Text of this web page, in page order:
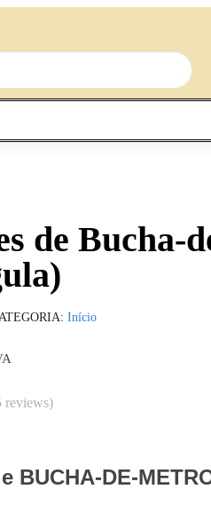
de
Início
reviews)
BUCHA-DE-